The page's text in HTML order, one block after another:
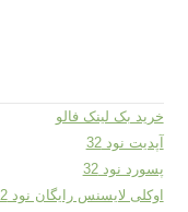
خرید بک لینک فالو
آپدیت نود 32
پسورد نود 32
اوکلی لایسنس رایگان نود 32